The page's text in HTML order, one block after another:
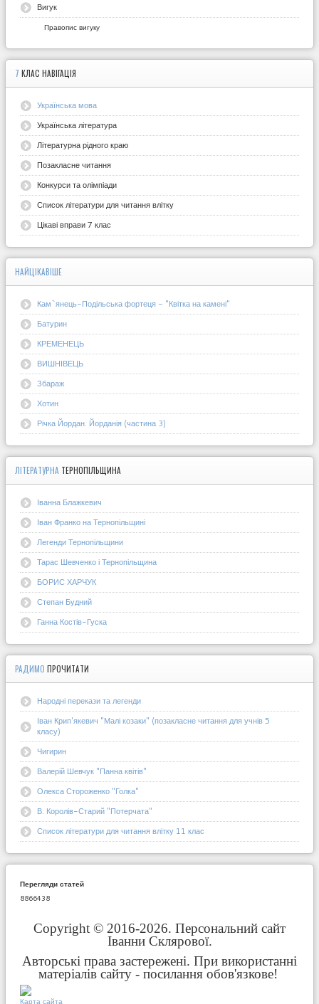
Вигук
Правопис вигуку
7 КЛАС НАВІГАЦІЯ
Українська мова
Українська література
Літературна рідного краю
Позакласне читання
Конкурси та олімпіади
Список літератури для читання влітку
Цікаві вправи 7 клас
НАЙЦІКАВІШЕ
Кам`янець-Подільська фортеця - "Квітка на камені"
Батурин
КРЕМЕНЕЦЬ
ВИШНІВЕЦЬ
Збараж
Хотин
Річка Йордан. Йорданія (частина 3)
ЛІТЕРАТУРНА ТЕРНОПІЛЬЩИНА
Іванна Блажкевич
Іван Франко на Тернопільщині
Легенди Тернопільщини
Тарас Шевченко і Тернопільщина
БОРИС ХАРЧУК
Степан Будний
Ганна Костів-Гуска
РАДИМО ПРОЧИТАТИ
Народні перекази та легенди
Іван Крип'якевич "Малі козаки" (позакласне читання для учнів 5
класу)
Чигирин
Валерій Шевчук "Панна квітів"
Олекса Стороженко "Голка"
В. Королів-Старий "Потерчата"
Список літератури для читання влітку 11 клас
Перегляди статей
8866438
Copyright © 2016-2026. Персональний сайт
Іванни Склярової.
Авторські права застережені. При використанні
матеріалів сайту - посилання обов'язкове!
Карта сайта